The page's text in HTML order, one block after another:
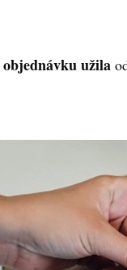
objednávku užila